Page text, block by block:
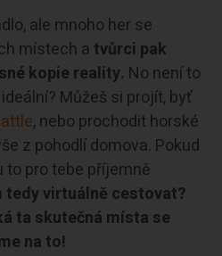
ale mnoho her se
místech a tvůrci pak
kopie reality. No není to
Můžeš si projít, byť
, nebo prochodit horské
z pohodlí domova. Pokud
to pro tebe příjemně
tedy virtuálně cestovat?
ta skutečná místa se
na to!